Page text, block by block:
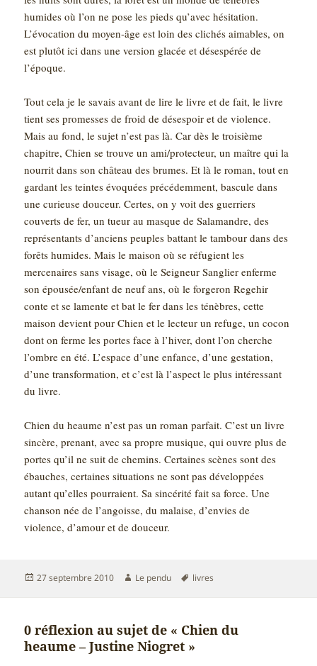
humides où l’on ne pose les pieds qu’avec hésitation.
L’évocation du moyen-âge est loin des clichés aimables, on
est plutôt ici dans une version glacée et désespérée de
l’époque.
Tout cela je le savais avant de lire le livre et de fait, le livre
tient ses promesses de froid de désespoir et de violence.
Mais au fond, le sujet n’est pas là. Car dès le troisième
chapitre, Chien se trouve un ami/protecteur, un maître qui la
nourrit dans son château des brumes. Et là le roman, tout en
gardant les teintes évoquées précédemment, bascule dans
une curieuse douceur. Certes, on y voit des guerriers
couverts de fer, un tueur au masque de Salamandre, des
représentants d’anciens peuples battant le tambour dans des
forêts humides. Mais le maison où se réfugient les
mercenaires sans visage, où le Seigneur Sanglier enferme
son épousée/enfant de neuf ans, où le forgeron Regehir
conte et se lamente et bat le fer dans les ténèbres, cette
maison devient pour Chien et le lecteur un refuge, un cocon
dont on ferme les portes face à l’hiver, dont l’on cherche
l’ombre en été. L’espace d’une enfance, d’une gestation,
d’une transformation, et c’est là l’aspect le plus intéressant
du livre.
Chien du heaume n’est pas un roman parfait. C’est un livre
sincère, prenant, avec sa propre musique, qui ouvre plus de
portes qu’il ne suit de chemins. Certaines scènes sont des
ébauches, certaines situations ne sont pas développées
autant qu’elles pourraient. Sa sincérité fait sa force. Une
chanson née de l’angoisse, du malaise, d’envies de
violence, d’amour et de douceur.
Publié
27 septembre 2010 Auteur
Le pendu
Mots-
livres
0 réflexion au sujet de « Chien du
heaume – Justine Niogret »